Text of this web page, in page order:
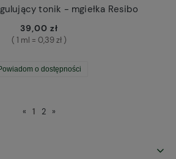
tonik - mgiełka Resibo
39,00 zł
( 1 ml = 0,39 zł )
o dostępności
« 1 2 »